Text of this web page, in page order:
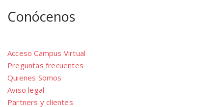
Conócenos
Acceso Campus Virtual
Preguntas frecuentes
Quienes Somos
Aviso legal
Partners y clientes